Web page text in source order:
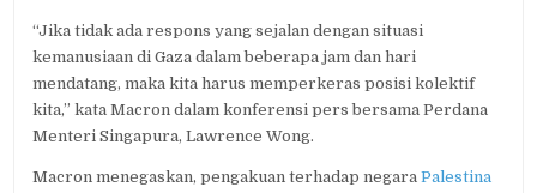
“Jika tidak ada respons yang sejalan dengan situasi
kemanusiaan di Gaza dalam beberapa jam dan hari
mendatang, maka kita harus memperkeras posisi kolektif
kita,” kata Macron dalam konferensi pers bersama Perdana
Menteri Singapura, Lawrence Wong.
Macron menegaskan, pengakuan terhadap negaraPalestina